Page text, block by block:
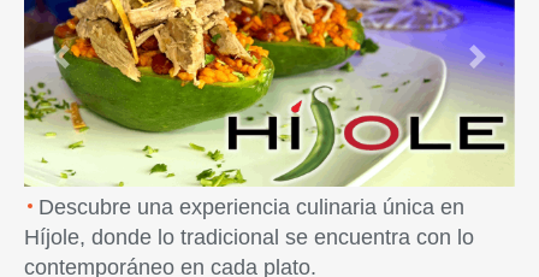
Previous Next
Descubre una experiencia culinaria única en
Híjole, donde lo tradicional se encuentra con lo
contemporáneo en cada plato.